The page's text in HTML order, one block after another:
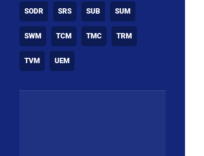
SODR SRS SUB SUM
SWM TCM TMC TRM
TVM UEM